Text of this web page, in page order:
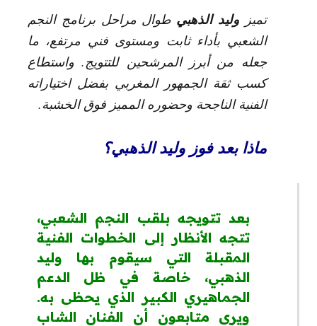
تميز وليد الذهبي طوال مراحل برنامج النجم
الشعبي بأداء ثابت ومستوى فني مرتفع، ما
جعله من أبرز المرشحين للتتويج. واستطاع
كسب ثقة الجمهور المغربي بفضل اختياراته
الفنية الناجحة وحضوره المميز فوق الخشبة.
ماذا بعد فوز وليد الذهبي؟
بعد تتويجه بلقب النجم الشعبي،
تتجه الأنظار إلى الخطوات الفنية
المقبلة التي سيقوم بها وليد
الذهبي، خاصة في ظل الدعم
الجماهيري الكبير الذي يحظى به.
ويرى متابعون أن الفنان الشاب